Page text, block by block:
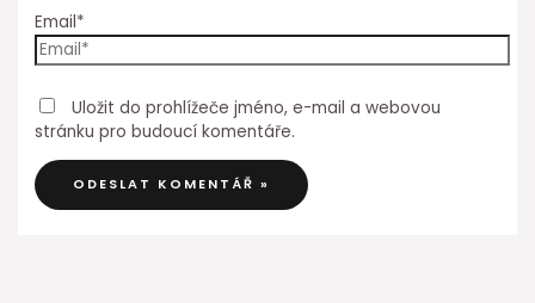
Email*
Uložit do prohlížeče jméno, e-mail a webovou
stránku pro budoucí komentáře.